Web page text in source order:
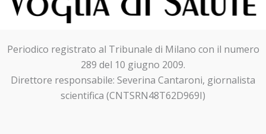
Periodico registrato al Tribunale di Milano con il numero
289 del 10 giugno 2009.
Direttore responsabile: Severina Cantaroni, giornalista
scientifica (CNTSRN48T62D969I)